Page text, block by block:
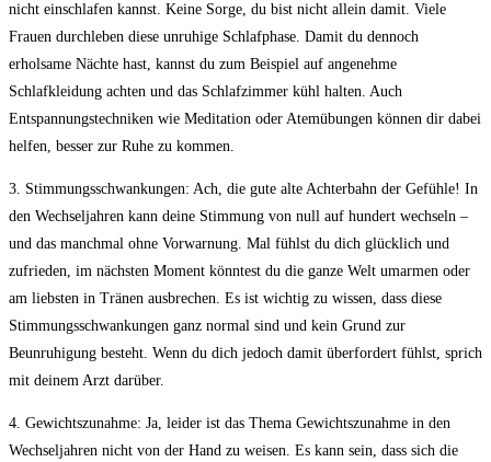
nicht einschlafen kannst. Keine Sorge, du bist nicht allein damit. Viele
Frauen durchleben⁣ diese unruhige Schlafphase.⁤ Damit du dennoch
erholsame Nächte hast, kannst ⁣du zum Beispiel auf angenehme
Schlafkleidung achten und das ⁣Schlafzimmer ⁢kühl halten.⁣ Auch
Entspannungstechniken wie⁤ Meditation oder Atemübungen ⁤können dir ‌dabei
helfen, besser zur Ruhe zu kommen.
3. Stimmungsschwankungen: ​Ach, die gute⁢ alte Achterbahn​ der Gefühle! In
den Wechseljahren kann deine ‌Stimmung von null‌ auf hundert ⁣wechseln –
⁣und das manchmal ohne ‍Vorwarnung. Mal fühlst du dich ⁣glücklich und⁣
zufrieden, im nächsten Moment könntest du die ganze Welt umarmen oder
am liebsten in Tränen ausbrechen. Es⁢ ist wichtig zu ​wissen, dass diese
Stimmungsschwankungen ganz normal sind und‍ kein Grund zur
⁣Beunruhigung besteht. Wenn du ‌dich jedoch damit überfordert fühlst,​ sprich
⁣mit deinem Arzt darüber.
4. Gewichtszunahme: Ja, leider ist ⁣das Thema⁢ Gewichtszunahme‍ in den
Wechseljahren nicht von der Hand zu weisen. Es ⁣kann sein, dass sich die